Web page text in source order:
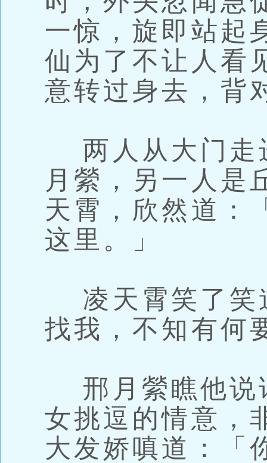
一惊，旋即站起
仙为了不让人看
意转过身去，背
两人从大门走
月縈，另一人是
天霄，欣然道：
这里。」
凌天霄笑了笑
找我，不知有何
邢月縈瞧他说
女挑逗的情意，
大发娇嗔道：「